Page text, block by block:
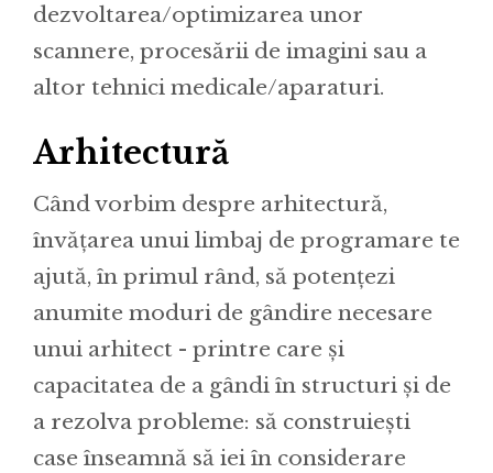
dezvoltarea/optimizarea unor
scannere, procesării de imagini sau a
altor tehnici medicale/aparaturi.
Arhitectură
Când vorbim despre arhitectură,
învățarea unui limbaj de programare te
ajută, în primul rând, să potențezi
anumite moduri de gândire necesare
unui arhitect - printre care și
capacitatea de a gândi în structuri și de
a rezolva probleme: să construiești
case înseamnă să iei în considerare